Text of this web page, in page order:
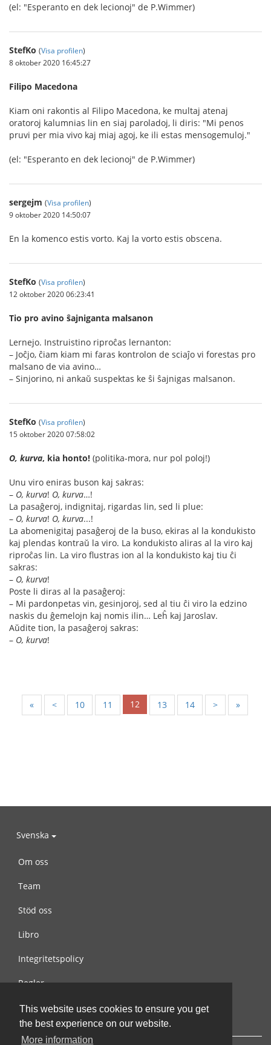
This website uses cookies to ensure you get
the best experience on our website.
More information
(el: "Esperanto en dek lecionoj" de P.Wimmer)
StefKo (Visa profilen)
8 oktober 2020 16:45:27
Filipo Macedona
Kiam oni rakontis al Filipo Macedona, ke multaj atenaj
oratoroj kalumnias lin en siaj paroladoj, li diris: "Mi penos
pruvi per mia vivo kaj miaj agoj, ke ili estas mensogemuloj."
(el: "Esperanto en dek lecionoj" de P.Wimmer)
sergejm (Visa profilen)
9 oktober 2020 14:50:07
En la komenco estis vorto. Kaj la vorto estis obscena.
StefKo (Visa profilen)
12 oktober 2020 06:23:41
Tio pro avino ŝajniganta malsanon
Lernejo. Instruistino riproĉas lernanton:
– Joĉjo, ĉiam kiam mi faras kontrolon de sciaĵo vi forestas pro
malsano de via avino…
– Sinjorino, ni ankaŭ suspektas ke ŝi ŝajnigas malsanon.
StefKo (Visa profilen)
15 oktober 2020 07:58:02
O, kurva, kia honto! (politika-mora, nur pol poloj!)
Unu viro eniras buson kaj sakras:
– O, kurva! O, kurva…!
La pasaĝeroj, indignitaj, rigardas lin, sed li plue:
– O, kurva! O, kurva...!
La abomenigitaj pasaĝeroj de la buso, ekiras al la kondukisto
kaj plendas kontraŭ la viro. La kondukisto aliras al la viro kaj
riproĉas lin. La viro flustras ion al la kondukisto kaj tiu ĉi
sakras:
– O, kurva!
Poste li diras al la pasaĝeroj:
– Mi pardonpetas vin, gesinjoroj, sed al tiu ĉi viro la edzino
naskis du ĝemelojn kaj nomis ilin… Leĥ kaj Jaroslav.
Aŭdite tion, la pasaĝeroj sakras:
– O, kurva!
« < 10 11 12 13 14 > »
Svenska
Om oss
Team
Stöd oss
Libro
Integritetspolicy
Regler
Kontakta oss